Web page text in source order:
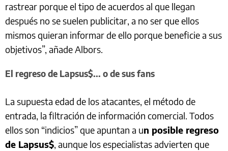
rastrear porque el tipo de acuerdos al que llegan
después no se suelen publicitar, a no ser que ellos
mismos quieran informar de ello porque beneficie a sus
objetivos”, añade Albors.
El regreso de Lapsus$... o de sus fans
La supuesta edad de los atacantes, el método de
entrada, la filtración de información comercial. Todos
ellos son “indicios” que apuntan a un posible regreso
de Lapsus$, aunque los especialistas advierten que